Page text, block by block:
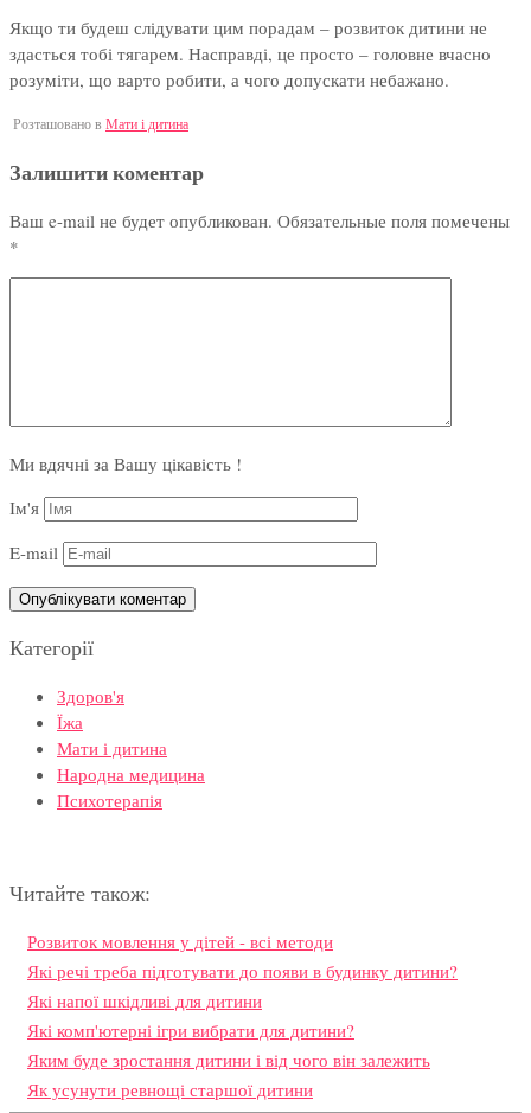
Якщо ти будеш слідувати цим порадам – розвиток дитини не
здасться тобі тягарем. Насправді, це просто – головне вчасно
розуміти, що варто робити, а чого допускати небажано.
Розташовано в Мати і дитина
Залишити коментар
Ваш e-mail не будет опубликован. Обязательные поля помечены
*
Ми вдячні за Вашу цікавість !
Ім'я
E-mail
Категорії
Здоров'я
Їжа
Мати і дитина
Народна медицина
Психотерапія
Читайте також:
Розвиток мовлення у дітей - всі методи
Які речі треба підготувати до появи в будинку дитини?
Які напої шкідливі для дитини
Які комп'ютерні ігри вибрати для дитини?
Яким буде зростання дитини і від чого він залежить
Як усунути ревнощі старшої дитини